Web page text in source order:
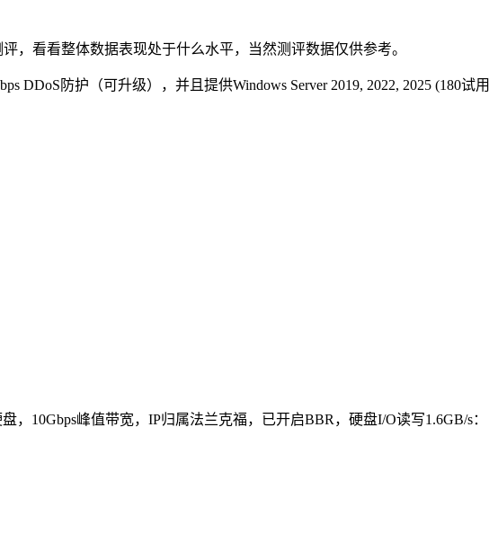
，看看整体数据表现处于什么水平，当然测评数据仅供参考。
DDoS防护（可升级），并且提供Windows Server 2019, 2022, 2025 (180试用
，10Gbps峰值带宽，IP归属法兰克福，已开启BBR，硬盘I/O读写1.6GB/s：